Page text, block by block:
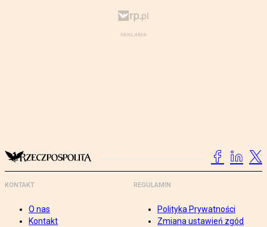
KONTAKT
O nas
Kontakt
REGULAMIN
Polityka Prywatności
Zmiana ustawień zgód